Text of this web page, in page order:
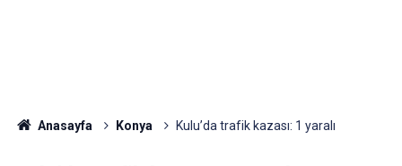
Anasayfa Konya Kulu’da trafik kazası: 1 yaralı